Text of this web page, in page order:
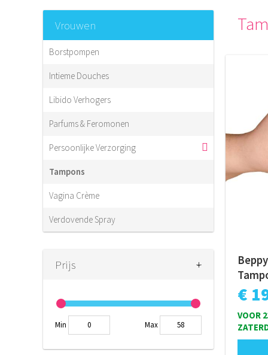
Vrouwen
Borstpompen
Intieme Douches
Libido Verhogers
Parfums & Feromonen
Persoonlijke Verzorging
Tampons
Vagina Crème
Verdovende Spray
Prijs -
+
Min Max
€
VOOR